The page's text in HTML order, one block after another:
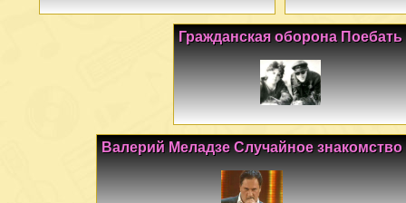
Гражданская оборона Поебать
Валерий Меладзе Случайное знакомство